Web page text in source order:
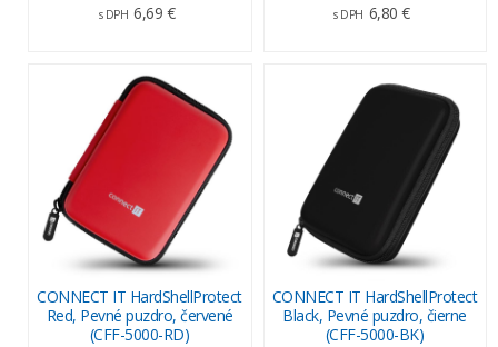
s DPH 6,69 € s DPH 6,80 €
CONNECT IT HardShellProtect
Red, Pevné puzdro, červené
(CFF-5000-RD)
CONNECT IT HardShellProtect
Black, Pevné puzdro, čierne
(CFF-5000-BK)